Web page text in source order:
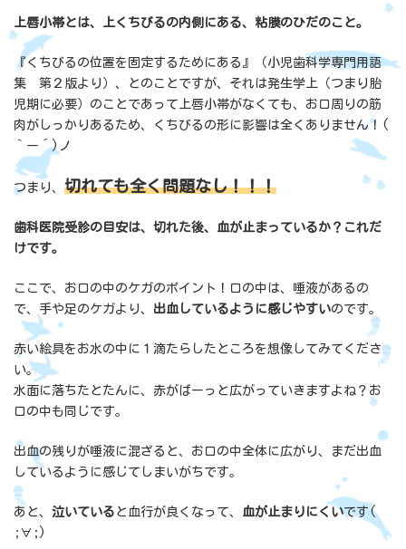
上唇小帯とは、上くちびるの内側にある、粘膜のひだのこと。
『くちびるの位置を固定するためにある』（小児歯科学専門用語
集 第２版より）、とのことですが、それは発生学上（つまり胎
児期に必要）のことであって上唇小帯がなくても、お口周りの筋
肉がしっかりあるため、くちびるの形に影響は全くありません！(
｀ー´)ノ
つまり、 切れても全く問題なし！！！
歯科医院受診の目安は、切れた後、血が止まっているか？これだ
けです。
ここで、お口の中のケガのポイント！口の中は、唾液があるの
で、手や足のケガより、 出血しているように感じやすいのです。
赤い絵具をお水の中に１滴たらしたところを想像してみてくださ
い。
水面に落ちたとたんに、赤がばーっと広がっていきますよね？お
口の中も同じです。
出血の残りが唾液に混ざると、お口の中全体に広がり、まだ出血
しているように感じてしまいがちです。
あと、 泣いている と血行が良くなって、 血が止まりにくいです(
;∀;)